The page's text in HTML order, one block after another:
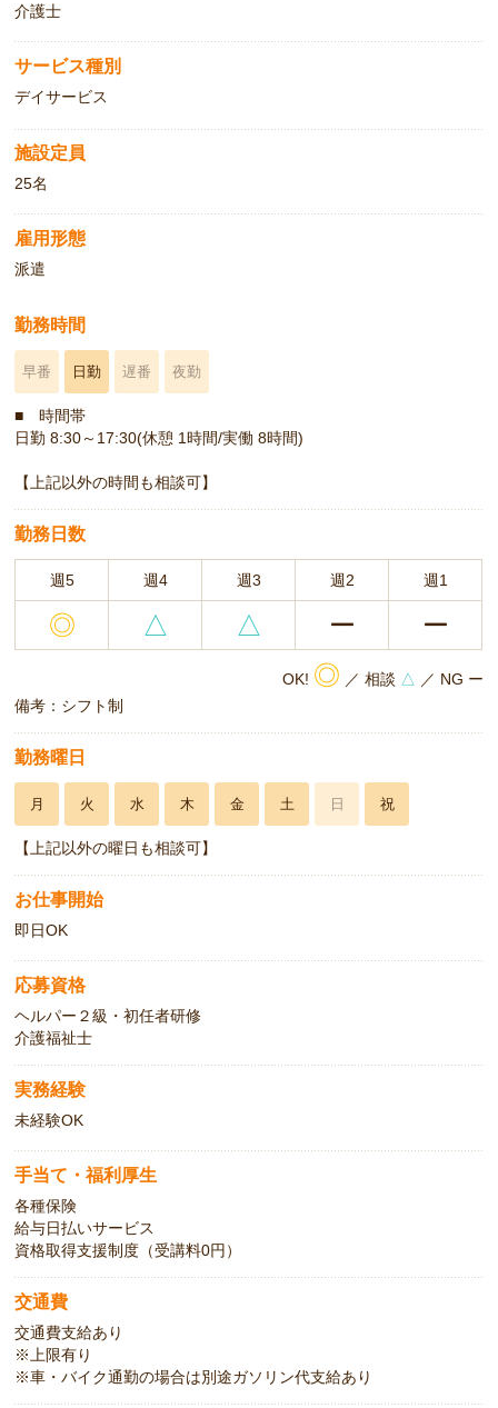
介護士
サービス種別
デイサービス
施設定員
25名
雇用形態
派遣
勤務時間
早番 日勤 遅番 夜勤
■ 時間帯
日勤 8:30～17:30(休憩 1時間/実働 8時間)
【上記以外の時間も相談可】
勤務日数
週5 週4 週3 週2 週1
◎ △ △ ー ー
OK! ◎ ／ 相談 △ ／ NG ー
備考：シフト制
勤務曜日
月 火 水 木 金 土 日 祝
【上記以外の曜日も相談可】
お仕事開始
即日OK
応募資格
ヘルパー２級・初任者研修
介護福祉士
実務経験
未経験OK
手当て・福利厚生
各種保険
給与日払いサービス
資格取得支援制度（受講料0円）
交通費
交通費支給あり
※上限有り
※車・バイク通勤の場合は別途ガソリン代支給あり